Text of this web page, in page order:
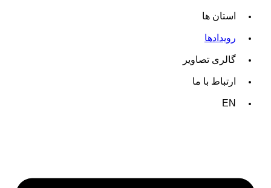
استان ها
رویدادها
گالری تصاویر
ارتباط با ما
EN